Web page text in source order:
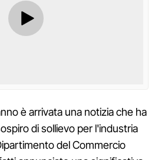
è arrivata una notizia che ha
di sollievo per l'industria
del Commercio